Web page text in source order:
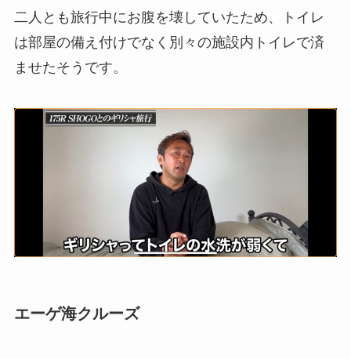
二人とも旅行中にお腹を壊していたため、トイレ
は部屋の備え付けでなく別々の施設内トイレで済
ませたそうです。
エーゲ海クルーズ